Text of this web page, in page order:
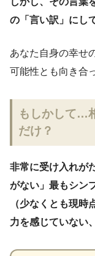
の「言い訳」にし
あなた自身の幸せ
可能性とも向き合
もしかして…
だけ？
非常に受け入れが
がない」最もシン
（少なくとも現
力を感じていない